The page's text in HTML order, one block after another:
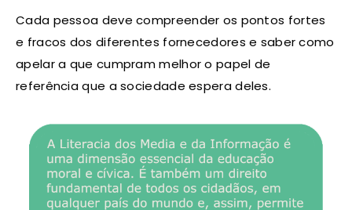
Cada pessoa deve compreender os pontos fortes
e fracos dos diferentes fornecedores e saber como
apelar a que cumpram melhor o papel de
referência que a sociedade espera deles.